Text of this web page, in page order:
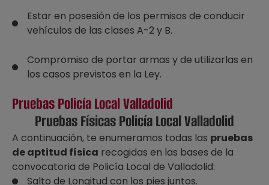
Estar en posesión de los permisos de conducir
vehículos de las clases A-2 y B.
Compromiso de portar armas y de utilizarlas en
los casos previstos en la Ley.
Pruebas Policía Local Valladolid
Pruebas Físicas Policía Local Valladolid
A continuación, te enumeramos todas las pruebas
de aptitud física recogidas en las bases de la
convocatoria de Policía Local de Valladolid:
Salto de Longitud con los pies juntos.